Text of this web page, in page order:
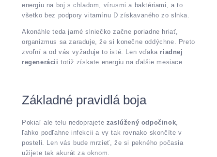
energiu na boj s chladom, vírusmi a baktériami, a to
všetko bez podpory vitamínu D získavaného zo slnka.
Akonáhle teda jarné slniečko začne poriadne hriať,
organizmus sa zaraduje, že si konečne oddýchne. Preto
zvoľní a od vás vyžaduje to isté. Len vďaka riadnej
regenerácii totiž získate energiu na ďalšie mesiace.
Základné pravidlá boja
Pokiaľ ale telu nedoprajete zaslúžený odpočinok
ľahko podľahne infekcii a vy tak rovnako skončíte v
posteli. Len vás bude mrzieť, že si pekného počasia
užijete tak akurát za oknom.